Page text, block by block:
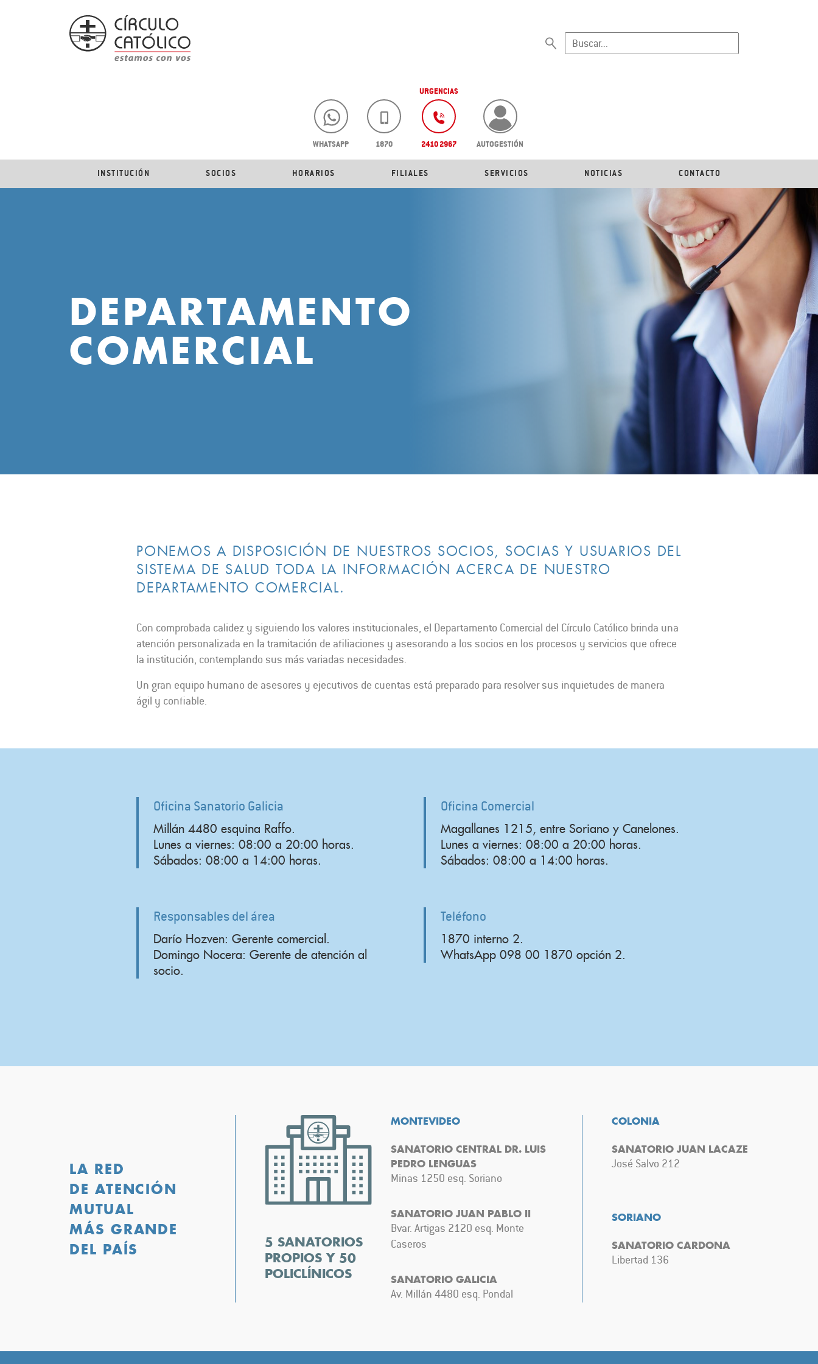
WHATSAPP 1870
URGENCIAS
2410 2967 AUTOGESTIÓN
INSTITUCIÓN SOCIOS HORARIOS FILIALES SERVICIOS NOTICIAS CONTACTO
DEPARTAMENTO
COMERCIAL
PONEMOS A DISPOSICIÓN DE NUESTROS SOCIOS, SOCIAS Y USUARIOS DEL
SISTEMA DE SALUD TODA LA INFORMACIÓN ACERCA DE NUESTRO
DEPARTAMENTO COMERCIAL.
Con comprobada calidez y siguiendo los valores institucionales, el Departamento Comercial del Círculo Católico brinda una
atención personalizada en la tramitación de afiliaciones y asesorando a los socios en los procesos y servicios que ofrece
la institución, contemplando sus más variadas necesidades.
Un gran equipo humano de asesores y ejecutivos de cuentas está preparado para resolver sus inquietudes de manera
ágil y confiable.
Oficina Sanatorio Galicia
Millán 4480 esquina Raffo.
Lunes a viernes: 08:00 a 20:00 horas.
Sábados: 08:00 a 14:00 horas.
Oficina Comercial
Magallanes 1215, entre Soriano y Canelones.
Lunes a viernes: 08:00 a 20:00 horas.
Sábados: 08:00 a 14:00 horas.
​Responsables del área
Darío Hozven: Gerente comercial.
Domingo Nocera: Gerente de atención al
socio.
Teléfono
1870 interno 2.
WhatsApp 098 00 1870 opción 2.
LA RED
DE ATENCIÓN
MUTUAL
MÁS GRANDE
DEL PAÍS
5 SANATORIOS
PROPIOS Y 50
POLICLÍNICOS
MONTEVIDEO
SANATORIO CENTRAL DR. LUIS
PEDRO LENGUAS
Minas 1250 esq. Soriano
SANATORIO JUAN PABLO II
Bvar. Artigas 2120 esq. Monte
Caseros
SANATORIO GALICIA
Av. Millán 4480 esq. Pondal
COLONIA
SANATORIO JUAN LACAZE
José Salvo 212
SORIANO
SANATORIO CARDONA
Libertad 136